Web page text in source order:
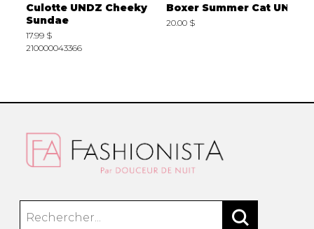
Culotte UNDZ Cheeky
Sundae
17.99 $
210000043366
Boxer Summer Cat UNDZ
20.00 $